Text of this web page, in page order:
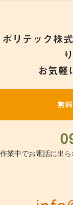
ポリテック株
お気軽
無
作業中でお電話に出